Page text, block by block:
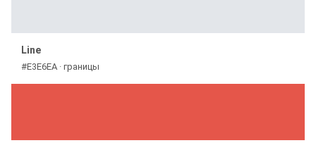
Line
#E3E6EA · границы